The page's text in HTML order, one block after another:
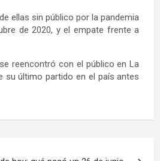
ellas sin público por la pandemia
de 2020, y el empate frente a
reencontró con el público en La
su último partido en el país antes